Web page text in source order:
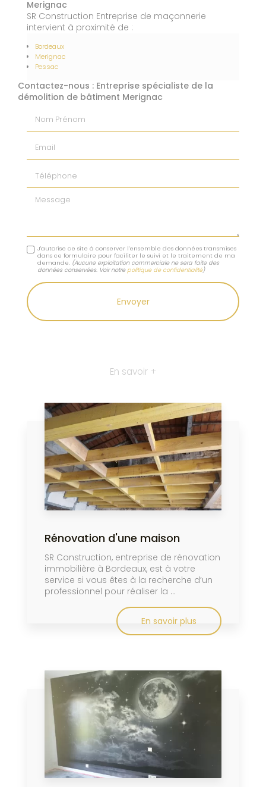
Merignac
SR Construction Entreprise de maçonnerie
intervient à proximité de :
Bordeaux
Merignac
Pessac
Contactez-nous : Entreprise spécialiste de la
démolition de bâtiment Merignac
Message
J'autorise ce site à conserver l'ensemble des données transmises
dans ce formulaire pour faciliter le suivi et le traitement de ma
demande. (Aucune exploitation commerciale ne sera faite des
données conservées. Voir notre politique de confidentialité)
En savoir +
Rénovation d'une maison
SR Construction, entreprise de rénovation
immobilière à Bordeaux, est à votre
service si vous êtes à la recherche d’un
professionnel pour réaliser la ...
En savoir plus